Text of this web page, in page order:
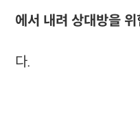
에서 내려 상대방을 위
다.